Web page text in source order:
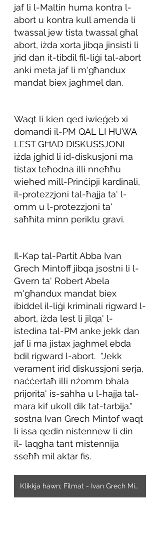
jaf li l-Maltin huma kontra l-
abort u kontra kull amenda li
twassal jew tista twassal għal
abort, iżda xorta jibqa jinsisti li
jrid dan it-tibdil fil-liġi tal-abort
anki meta jaf li m'għandux
mandat biex jagħmel dan.
Waqt li kien qed iwieġeb xi
domandi il-PM QAL LI HUWA
LEST GĦAD DISKUSSJONI
iżda jgħid li id-diskusjoni ma
tistax teħodna illi nneħħu
wieħed mill-Prinċipji kardinali,
il-protezzjoni tal-ħajja ta' l-
omm u l-protezzjoni ta'
saħħita minn periklu gravi.
Il-Kap tal-Partit Abba Ivan
Grech Mintoff jibqa jsostni li l-
Gvern ta' Robert Abela
m'għandux mandat biex
ibiddel il-liġi kriminali rigward l-
abort, iżda lest li jilqa' l-
istedina tal-PM anke jekk dan
jaf li ma jistax jagħmel ebda
bdil rigward l-abort.  "Jekk
verament irid diskussjoni serja,
naċċertaħ illi nżomm bhala
prijorita' is-saħħa u l-ħajja tal-
mara kif ukoll dik tat-tarbija."
sostna Ivan Grech Mintof waqt
li issa qedin nistennew li din
il- laqgħa tant mistennija
sseħħ mil aktar fis.
Klikkja hawn; Filmat - Ivan Grech Mintoff iwiegeb Ghal istedina ta'Robert Abela